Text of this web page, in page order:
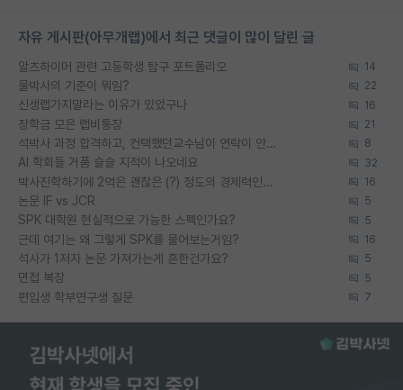
자유 게시판(아무개랩)에서 최근 댓글이 많이 달린 글
알츠하이머 관련 고등학생 탐구 포트폴리오 14
물박사의 기준이 뭐임? 22
신생랩가지말라는 이유가 있었구나 16
장학금 모은 랩비통장 21
석박사 과정 합격하고, 컨택했던교수님이 연락이 안됩니다... 8
AI 학회들 거품 슬슬 지적이 나오네요 32
박사진학하기에 2억은 괜찮은 (?) 정도의 경제력인가요 16
논문 IF vs JCR 5
SPK 대학원 현실적으로 가능한 스펙인가요? 5
근데 여기는 왜 그렇게 SPK를 물어보는거임? 16
석사가 1저자 논문 가져가는게 흔한건가요? 5
면접 복장 5
편입생 학부연구생 질문 7